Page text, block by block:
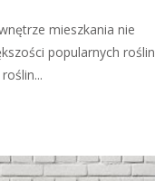
mieszkania nie
popularnych roślin